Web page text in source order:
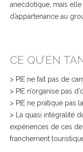
anecdotique, mais
d’appartenance au
CE QU’EN
> PIE ne fait pas de
> PIE n’organise pas
> PIE ne pratique pas
> La quasi intégralité
expériences de ces
franchement